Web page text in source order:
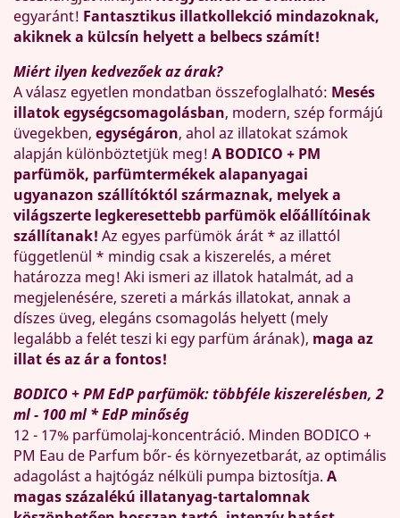
egyaránt! Fantasztikus illatkollekció mindazoknak,
akiknek a külcsín helyett a belbecs számít!
Miért ilyen kedvezőek az árak?
A válasz egyetlen mondatban összefoglalható: Mesés
illatok egységcsomagolásban, modern, szép formájú
üvegekben, egységáron, ahol az illatokat számok
alapján különböztetjük meg! A BODICO + PM
parfümök, parfümtermékek alapanyagai
ugyanazon szállítóktól származnak, melyek a
világszerte legkeresettebb parfümök előállítóinak
szállítanak! Az egyes parfümök árát * az illattól
függetlenül * mindig csak a kiszerelés, a méret
határozza meg! Aki ismeri az illatok hatalmát, ad a
megjelenésére, szereti a márkás illatokat, annak a
díszes üveg, elegáns csomagolás helyett (mely
legalább a felét teszi ki egy parfüm árának), maga az
illat és az ár a fontos!
BODICO + PM EdP parfümök: többféle kiszerelésben, 2
ml - 100 ml * EdP minőség
12 - 17% parfümolaj-koncentráció. Minden BODICO +
PM Eau de Parfum bőr- és környezetbarát, az optimális
adagolást a hajtógáz nélküli pumpa biztosítja. A
magas százalékú illatanyag-tartalomnak